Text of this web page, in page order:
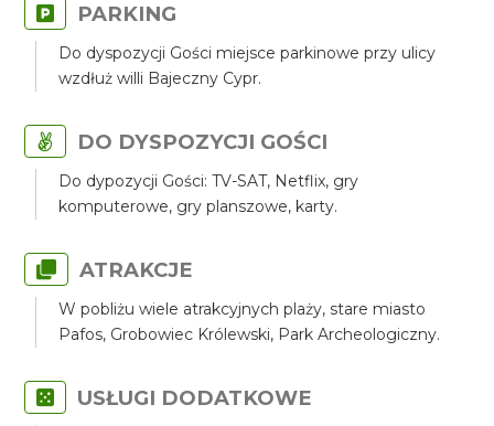
PARKING
Do dyspozycji Gości miejsce parkinowe przy ulicy
wzdłuż willi Bajeczny Cypr.
DO DYSPOZYCJI GOŚCI
Do dypozycji Gości: TV-SAT, Netflix, gry
komputerowe, gry planszowe, karty.
ATRAKCJE
W pobliżu wiele atrakcyjnych plaży, stare miasto
Pafos, Grobowiec Królewski, Park Archeologiczny.
USŁUGI DODATKOWE